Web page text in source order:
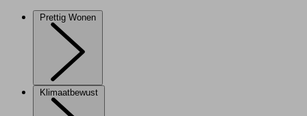
Prettig Wonen
Klimaatbewust